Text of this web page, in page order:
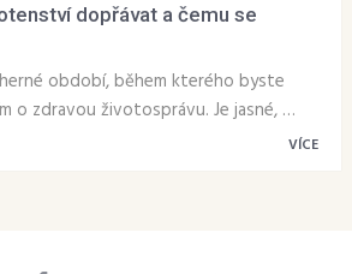
dopřávat a čemu se
období, během kterého byste
o zdravou životosprávu. Je jasné, …
VÍCE